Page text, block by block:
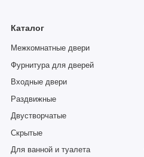
Каталог
Межкомнатные двери
Фурнитура для дверей
Входные двери
Раздвижные
Двустворчатые
Скрытые
Для ванной и туалета